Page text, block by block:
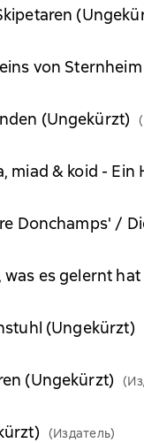
von
(Ungekürzt)
miad & koid -
Donchamps' /
es gelernt
(Ungekürzt)
(Ungekürzt)
(Издатель)